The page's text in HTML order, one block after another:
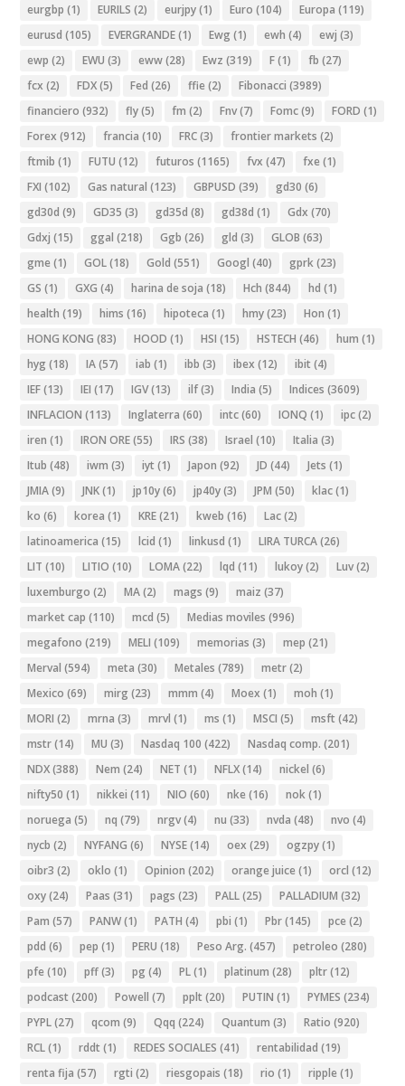
eurgbp (1) EURILS (2) eurjpy(1) Euro (104) Europa (119)
eurusd (105) EVERGRANDE(1) Ewg (1) ewh (4) ewj (3)
ewp (2) EWU (3) eww(28) Ewz (319) F(1) fb (27)
fcx (2) FDX(5) Fed (26) ffie (2) Fibonacci (3989)
financiero (932) fly(5) fm (2) Fnv(7) Fomc(9) FORD (1)
Forex (912) francia (10) FRC(3) frontier markets (2)
ftmib (1) FUTU (12) futuros (1165) fvx (47) fxe (1)
FXI (102) Gas natural (123) GBPUSD (39) gd30 (6)
gd30d (9) GD35 (3) gd35d (8) gd38d (1) Gdx (70)
Gdxj (15) ggal (218) Ggb (26) gld (3) GLOB (63)
gme (1) GOL(18) Gold (551) Googl (40) gprk(23)
GS (1) GXG (4) harina de soja (18) Hch (844) hd (1)
health (19) hims (16) hipoteca (1) hmy(23) Hon (1)
HONG KONG (83) HOOD (1) HSI (15) HSTECH (46) hum (1)
hyg (18) IA(57) iab (1) ibb (3) ibex (12) ibit (4)
IEF(13) IEI (17) IGV(13) ilf(3) India (5) Indices (3609)
INFLACION (113) Inglaterra (60) intc(60) IONQ (1) ipc(2)
iren (1) IRON ORE(55) IRS (38) Israel (10) Italia (3)
Itub (48) iwm (3) iyt (1) Japon (92) JD (44) Jets (1)
JMIA(9) JNK(1) jp10y(6) jp40y(3) JPM (50) klac(1)
ko (6) korea (1) KRE(21) kweb (16) Lac(2)
latinoamerica (15) lcid (1) linkusd (1) LIRA TURCA(26)
LIT (10) LITIO (10) LOMA(22) lqd (11) lukoy(2) Luv(2)
luxemburgo (2) MA(2) mags (9) maiz (37)
market cap (110) mcd (5) Medias moviles (996)
megafono (219) MELI (109) memorias (3) mep (21)
Merval (594) meta (30) Metales (789) metr(2)
Mexico (69) mirg (23) mmm (4) Moex (1) moh (1)
MORI (2) mrna (3) mrvl (1) ms (1) MSCI (5) msft (42)
mstr(14) MU (3) Nasdaq 100 (422) Nasdaq comp. (201)
NDX(388) Nem (24) NET (1) NFLX(14) nickel (6)
nifty50 (1) nikkei (11) NIO (60) nke (16) nok(1)
noruega (5) nq (79) nrgv(4) nu (33) nvda (48) nvo (4)
nycb (2) NYFANG (6) NYSE(14) oex (29) ogzpy(1)
oibr3 (2) oklo (1) Opinion (202) orange juice (1) orcl (12)
oxy(24) Paas (31) pags (23) PALL(25) PALLADIUM (32)
Pam (57) PANW(1) PATH (4) pbi (1) Pbr(145) pce (2)
pdd (6) pep (1) PERU (18) Peso Arg. (457) petroleo (280)
pfe (10) pff(3) pg (4) PL(1) platinum (28) pltr(12)
podcast (200) Powell (7) pplt (20) PUTIN (1) PYMES (234)
PYPL(27) qcom (9) Qqq (224) Quantum (3) Ratio (920)
RCL(1) rddt (1) REDES SOCIALES (41) rentabilidad (19)
renta fija (57) rgti (2) riesgopais (18) rio (1) ripple (1)